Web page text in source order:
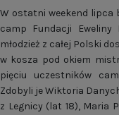
W ostatni weekend lipca
camp Fundacji Eweliny
młodzież z całej Polski
w kosza pod okiem
pięciu uczestników
Zdobyli je Wiktoria
z Legnicy (lat 18), Maria